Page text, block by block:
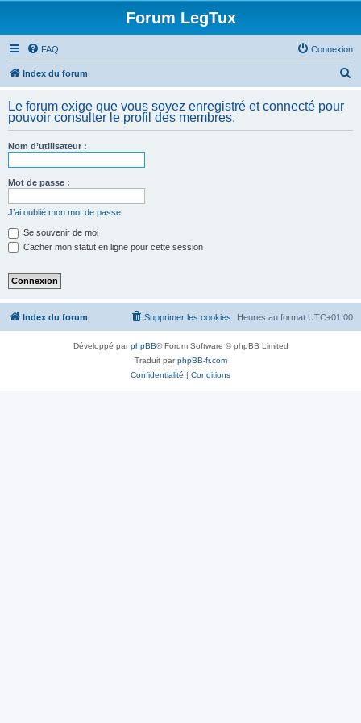
Forum LegTux
FAQ Connexion
Index du forum
h
Le forum exige que vous soyez enregistré et connecté pour
pouvoir consulter le profil des membres.
Nom d’utilisateur :
Mot de passe :
J’ai oublié mon mot de passe
Se souvenir de moi
Cacher mon statut en ligne pour cette session
Index du forum Heures au format UTC+01:00
Supprimer les cookies
Développé parphpBB® Forum Software © phpBB Limited
Traduit parphpBB-fr.com
Confidentialité | Conditions